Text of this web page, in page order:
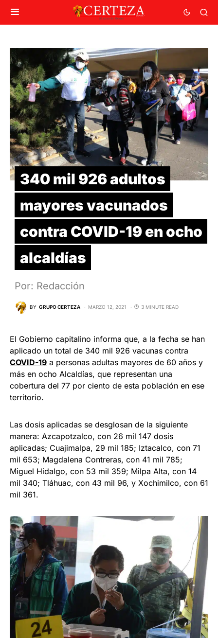
340 mil 926 adultos
mayores vacunados
contra COVID-19 en ocho
alcaldías
Por: Redacción
BY GRUPO CERTEZA MARZO 12, 2021 3 MINUTE READ
El Gobierno capitalino informa que, a la fecha se han
aplicado un total de 340 mil 926 vacunas contra
COVID-19 a personas adultas mayores de 60 años y
más en ocho Alcaldías, que representan una
cobertura del 77 por ciento de esta población en ese
territorio.
Las dosis aplicadas se desglosan de la siguiente
manera: Azcapotzalco, con 26 mil 147 dosis
aplicadas; Cuajimalpa, 29 mil 185; Iztacalco, con 71
mil 653; Magdalena Contreras, con 41 mil 785;
Miguel Hidalgo, con 53 mil 359; Milpa Alta, con 14
mil 340; Tláhuac, con 43 mil 96, y Xochimilco, con 61
mil 361.